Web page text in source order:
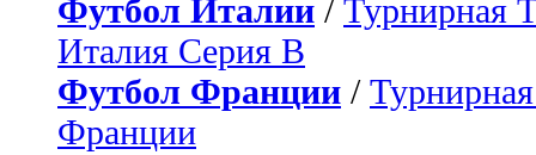
Футбол Италии / Турнирная
Италия Серия B
Футбол Франции /
Франции